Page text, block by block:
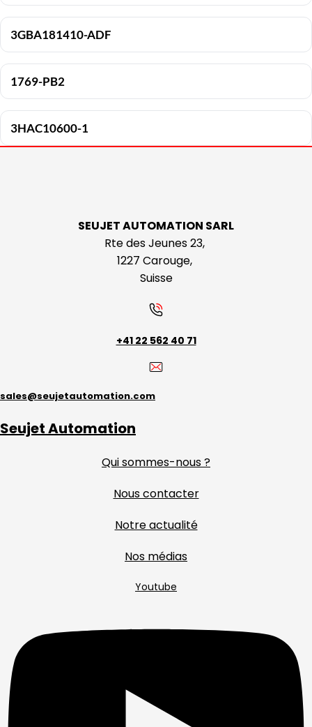
3GBA181410-ADF
1769-PB2
3HAC10600-1
SEUJET AUTOMATION SARL
Rte des Jeunes 23,
1227 Carouge,
Suisse
+41 22 562 40 71
sales@seujetautomation.com
Seujet Automation
Qui sommes-nous ?
Nous contacter
Notre actualité
Nos médias
Youtube